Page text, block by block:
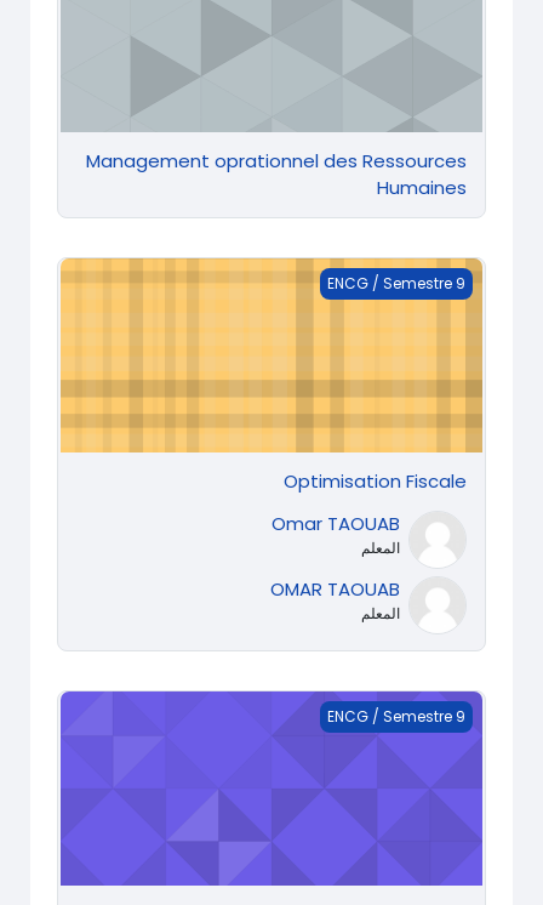
Management oprationnel des Ressources
Humaines
Optimisation Fiscale
ENCG / Semestre 9
Optimisation Fiscale
Omar TAOUAB
المعلم
OMAR TAOUAB
المعلم
Outils de commerce International
ENCG / Semestre 9